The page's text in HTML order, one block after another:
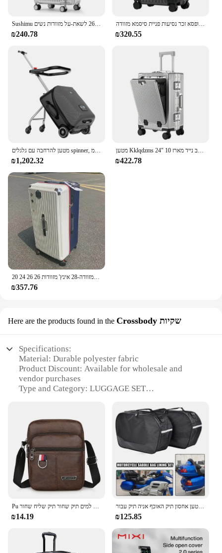
Sushimu מזוודת נסיעות גברים 20 24 26 לשאת-על מזוודות נשים PC אלומיניום מסגרת טרולי במקרה tsa מנעול סיסמא
₪240.78
מטען מתגלגל נקבה 22 24 26 28 חזק עבה עמיד טרולי קופסא זכר נסיעות פניית סיסמא מזוודה
₪320.55
מטען להרחבה עם גלגלים spinner, מזוודות גדולות עם עיצוב מושב ילדים, 20 ס "מ
₪1,202.32
מטען Kklqdzms מטען על גלגלים מסגרת אלומיניום חזית חזית פתיחת דלת מחשב נייד מארז 10 "24" usb"
₪422.78
20 24 26 26 אינץ 'גודל גדול מזוודה-28 אינץ' מזוודות pc מזוודות נסיעות טרולי במקרה נסיעה טרולי עם חמישה גלגלים
₪357.76
Here are the products found in the Crossbody שקיות
Specifications:
Material: Durable polyester fabric
Product Discount: Available for wholesale and
vendor purchases
Type and Category: LUGGAGE SET
Design and Style: Sleek black and brown color
combination with a crossbody design
Usage and Purpose: Ideal for travel, commuting,
and daily use
Typical Adaptive Scenario: Perfect for on-the-go
lifestyles and busy schedules
Shape or Size or Weight or Quantity: Compact and
lightweight, with ample storage space
|Vendors|
**Elegant Design and Functionality**
The LUGGAGE SET BLACKBROWN is not just a
set of bags; it's a statement of style and practicality.
Pu עור תיק גברים מזדמנים חדש קיבולת גדולה עמיד למים תיק שחור תיק שליח שחור
₪14.19
אופנוע מטען צד מטען מטען אחסון תיק האוכף אניה תיק עבור honda זהב כנף זהב 1800 gl1800 2012 - 2017
₪125.85